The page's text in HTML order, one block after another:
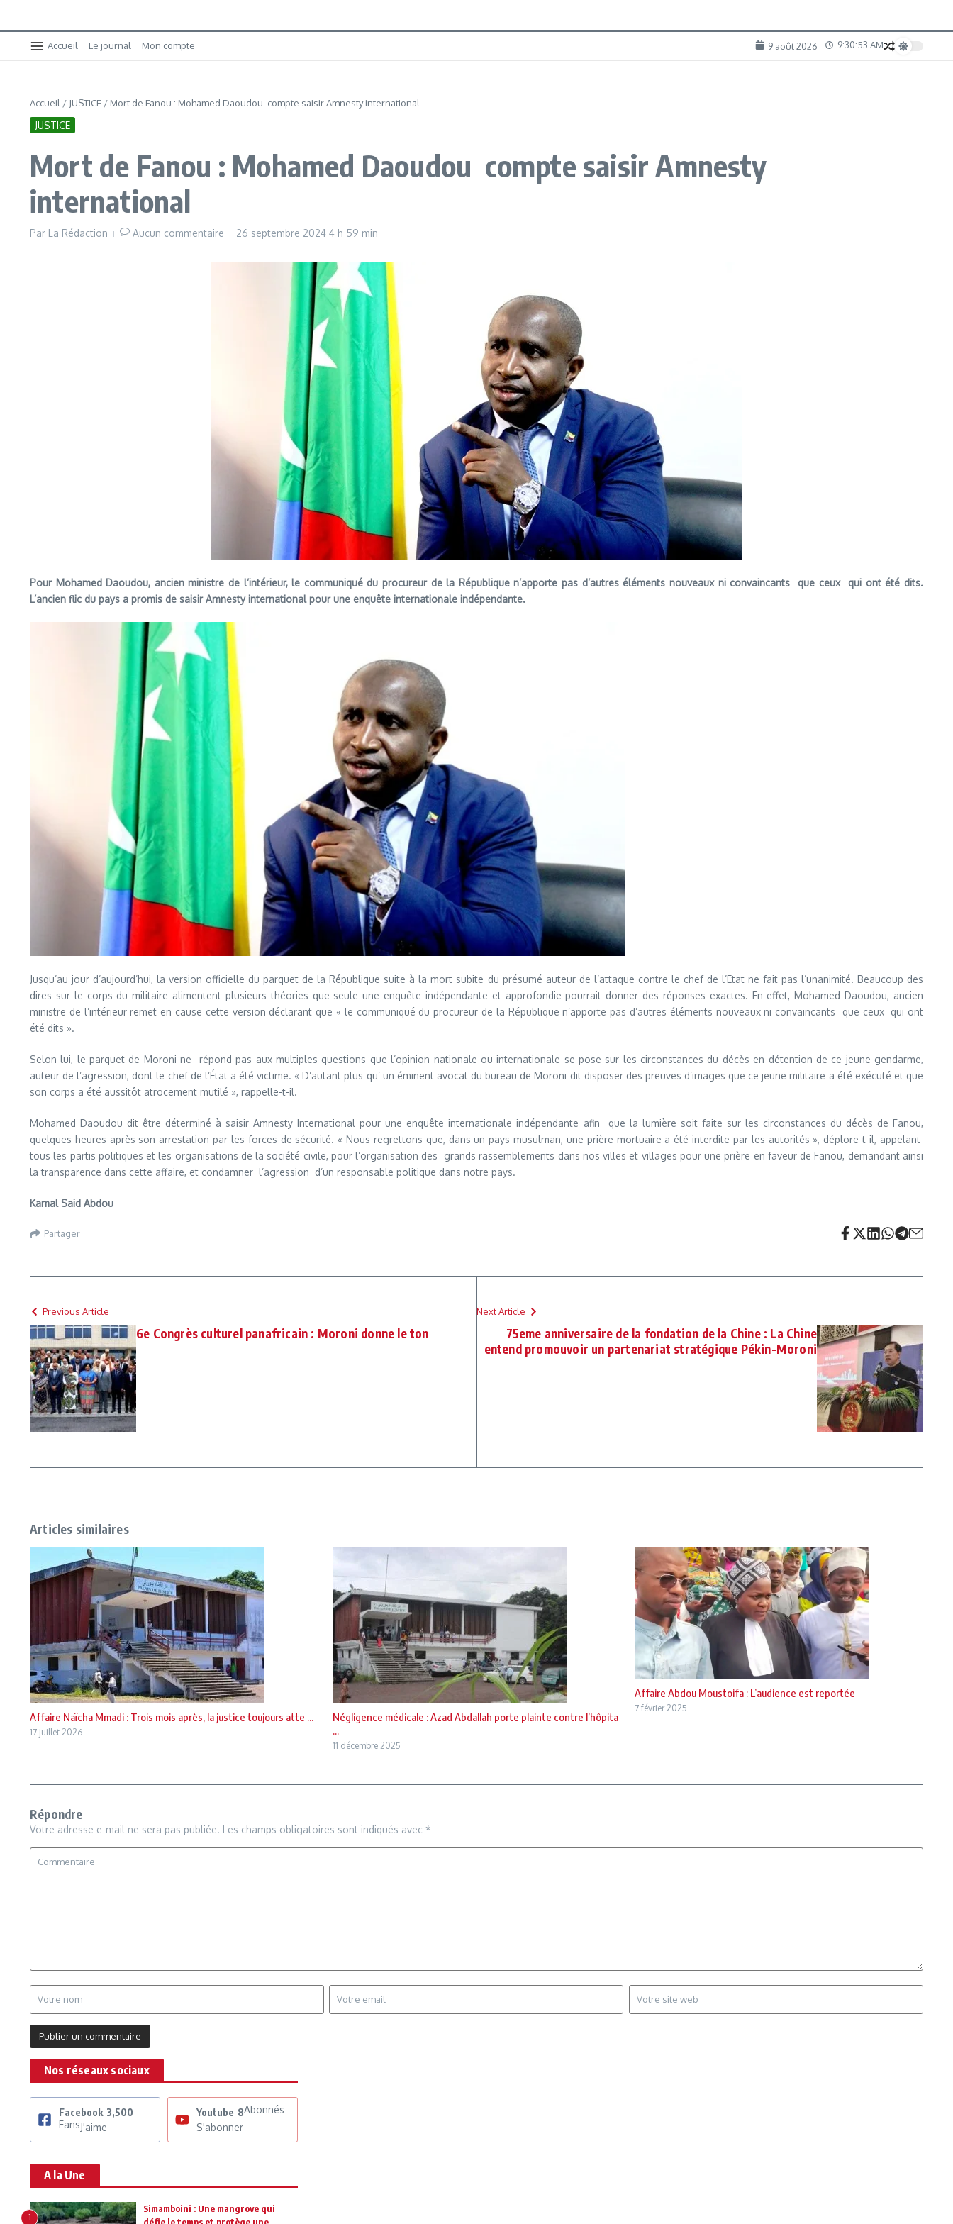
Accueil Le journal Mon compte 9 août 2026 9:30:54 AM
Accueil / JUSTICE / Mort de Fanou : Mohamed Daoudou compte saisir Amnesty international
JUSTICE
Mort de Fanou : Mohamed Daoudou compte saisir Amnesty
international
Par La Rédaction Aucun commentaire 26 septembre 2024 4 h 59 min
Pour Mohamed Daoudou, ancien ministre de l’intérieur, le communiqué du procureur de la République n’apporte pas d’autres éléments nouveaux ni convaincants que ceux qui ont été dits.
L’ancien flic du pays a promis de saisir Amnesty international pour une enquête internationale indépendante.
Jusqu’au jour d’aujourd’hui, la version officielle du parquet de la République suite à la mort subite du présumé auteur de l’attaque contre le chef de l’Etat ne fait pas l’unanimité. Beaucoup des
dires sur le corps du militaire alimentent plusieurs théories que seule une enquête indépendante et approfondie pourrait donner des réponses exactes. En effet, Mohamed Daoudou, ancien
ministre de l’intérieur remet en cause cette version déclarant que « le communiqué du procureur de la République n’apporte pas d’autres éléments nouveaux ni convaincants que ceux qui ont
été dits ».
Selon lui, le parquet de Moroni ne répond pas aux multiples questions que l’opinion nationale ou internationale se pose sur les circonstances du décès en détention de ce jeune gendarme,
auteur de l’agression, dont le chef de l’État a été victime. « D’autant plus qu’ un éminent avocat du bureau de Moroni dit disposer des preuves d’images que ce jeune militaire a été exécuté et que
son corps a été aussitôt atrocement mutilé », rappelle-t-il.
Mohamed Daoudou dit être déterminé à saisir Amnesty International pour une enquête internationale indépendante afin que la lumière soit faite sur les circonstances du décès de Fanou,
quelques heures après son arrestation par les forces de sécurité. « Nous regrettons que, dans un pays musulman, une prière mortuaire a été interdite par les autorités », déplore-t-il, appelant
tous les partis politiques et les organisations de la société civile, pour l’organisation des grands rassemblements dans nos villes et villages pour une prière en faveur de Fanou, demandant ainsi
la transparence dans cette affaire, et condamner l’agression d’un responsable politique dans notre pays.
Kamal Said Abdou
Partager
Previous Article
6e Congrès culturel panafricain : Moroni donne le ton
Next Article
75eme anniversaire de la fondation de la Chine : La Chine
entend promouvoir un partenariat stratégique Pékin-Moroni
Articles similaires
Affaire Naïcha Mmadi : Trois mois après, la justice toujours atte ...
17 juillet 2026
Négligence médicale : Azad Abdallah porte plainte contre l’hôpita
...
11 décembre 2025
Affaire Abdou Moustoifa : L’audience est reportée
7 février 2025
Répondre
Votre adresse e-mail ne sera pas publiée. Les champs obligatoires sont indiqués avec *
Nos réseaux sociaux
Facebook 3,500
FansJ'aime
Youtube 8Abonnés
S'abonner
A la Une
1
Simamboini : Une mangrove qui